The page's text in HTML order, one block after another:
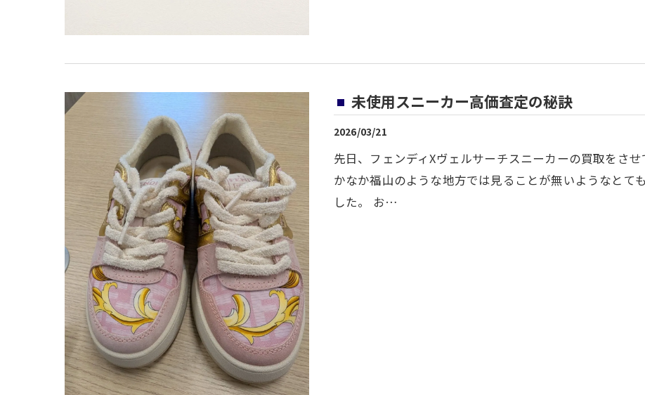
未使用スニーカー高価査定の秘訣
2026/03/21
先日、フェンディXヴェルサーチスニーカーの買取をさ
かなか福山のような地方では見ることが無いようなとて
した。 お…